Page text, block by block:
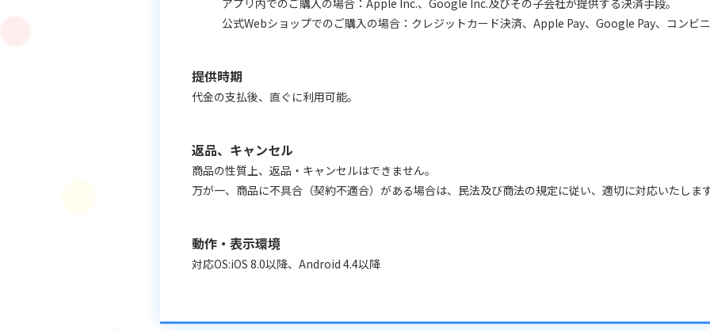
アプリ内でのご購入の場合：Apple Inc.、Google Inc.及びその子会社が提供する決済手段。
公式Webショップでのご購入の場合：クレジットカード決済、Apple Pay、Google Pay、コンビ
提供時期
代金の支払後、直ぐに利用可能。
返品、キャンセル
商品の性質上、返品・キャンセルはできません。
万が一、商品に不具合（契約不適合）がある場合は、民法及び商法の規定に従い、適切に対応いたしま
動作・表示環境
対応OS:iOS 8.0以降、Android 4.4以降